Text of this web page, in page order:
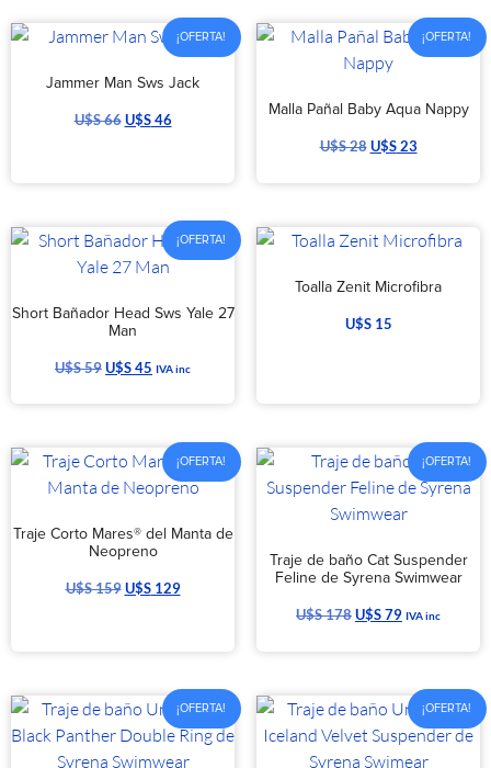
¡OFERTA!
Jammer Man Sws Jack
U$S66 U$S46
¡OFERTA!
Malla Pañal Baby Aqua Nappy
U$S28 U$S23
¡OFERTA!
Short Bañador Head Sws Yale 27
Man
U$S59U$S45 IVA inc
Toalla Zenit Microfibra
U$S15
¡OFERTA!
Traje Corto Mares® del Manta de
Neopreno
U$S159 U$S129
¡OFERTA!
Traje de baño Cat Suspender
Feline de Syrena Swimwear
U$S178U$S79 IVA inc
¡OFERTA! ¡OFERTA!